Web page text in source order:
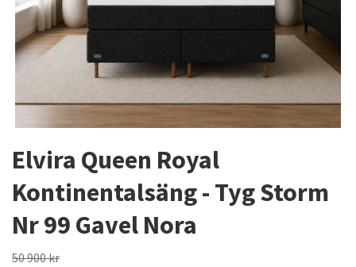
Elvira Queen Royal
Kontinentalsäng - Tyg Storm
Nr 99 Gavel Nora
50 900 kr